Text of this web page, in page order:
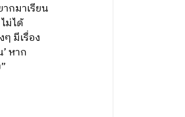
กมาเรียน
ม่ได้
มีเรื่อง
หาก